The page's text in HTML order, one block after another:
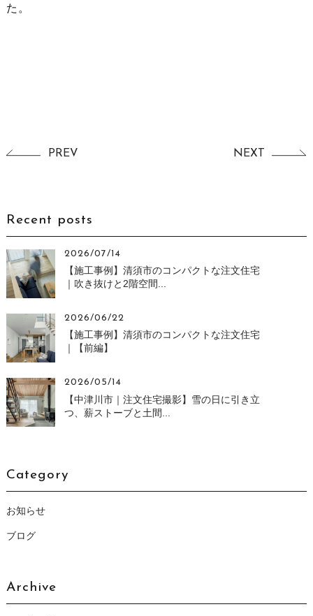
た。
PREV NEXT
Recent posts
2026/07/14
【施工事例】清須市のコンパクトな注文住宅
｜吹き抜けと2階空間...
2026/06/22
【施工事例】清須市のコンパクトな注文住宅
｜【前編】
2026/05/14
【中津川市｜注文住宅撮影】雪の日に引き立
つ、薪ストーブと土間...
Category
お知らせ
ブログ
Archive